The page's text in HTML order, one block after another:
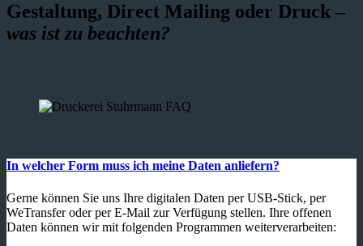
Gestaltung, Direct Mailing oder Druck –
was ist zu beachten?
In welcher Form muss ich meine Daten anliefern?
Gerne können Sie uns Ihre digitalen Daten per USB-Stick, per
WeTransfer oder per E-Mail zur Verfügung stellen. Ihre offenen
Daten können wir mit folgenden Programmen weiterverarbeiten: